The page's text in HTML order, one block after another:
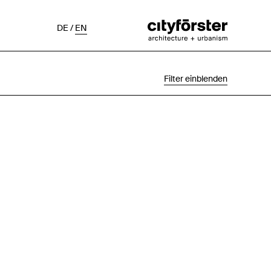
DE/EN
Filter einblenden